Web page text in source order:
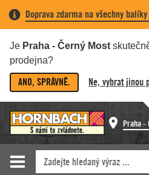
Doprava zdarma na všechny
Je Praha - Černý Most
prodejna?
ANO, SPRÁVNĚ. Ne, vybrat jinou
Praha -